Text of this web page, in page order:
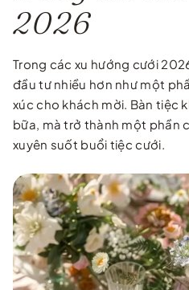
2026
Trong các xu hướng cưới
đầu tư nhiều hơn như một
xúc cho khách mời. Bàn tiệc
bữa, mà trở thành một phần
xuyên suốt buổi tiệc cưới.